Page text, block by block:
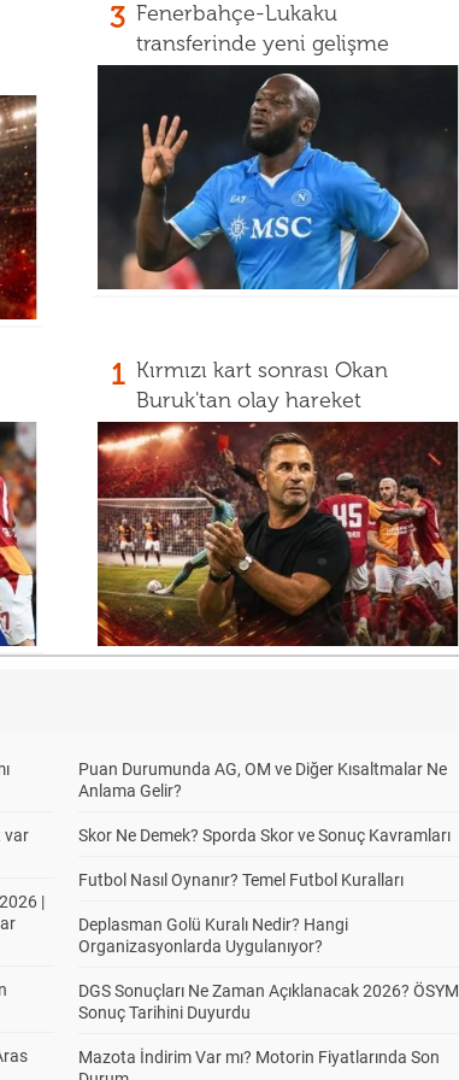
3 Fenerbahçe-Lukaku
transferinde yeni gelişme
1 Kırmızı kart sonrası Okan
Buruk'tan olay hareket
var
|
Puan Durumunda AG, OM ve Diğer Kısaltmalar Ne
Anlama Gelir?
Skor Ne Demek? Sporda Skor ve Sonuç Kavramları
Futbol Nasıl Oynanır? Temel Futbol Kuralları
Deplasman Golü Kuralı Nedir? Hangi
Organizasyonlarda Uygulanıyor?
DGS Sonuçları Ne Zaman Açıklanacak 2026? ÖSYM
Sonuç Tarihini Duyurdu
Mazota İndirim Var mı? Motorin Fiyatlarında Son